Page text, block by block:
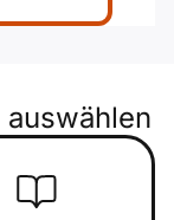
auswählen